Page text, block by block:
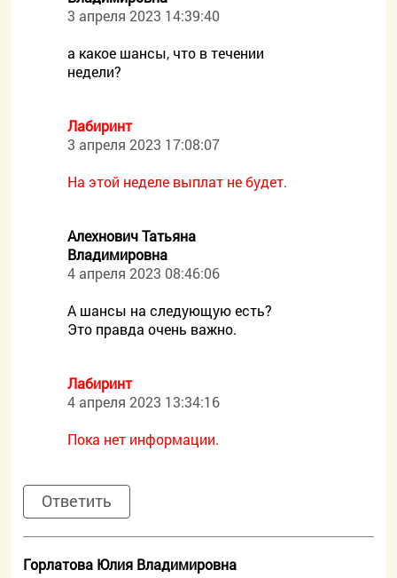
3 апреля 2023 14:39:40
а какое шансы, что в течении
недели?
Лабиринт
3 апреля 2023 17:08:07
На этой неделе выплат не будет.
Алехнович Татьяна
Владимировна
4 апреля 2023 08:46:06
А шансы на следующую есть?
Это правда очень важно.
Лабиринт
4 апреля 2023 13:34:16
Пока нет информации.
Ответить
Горлатова Юлия Владимировна